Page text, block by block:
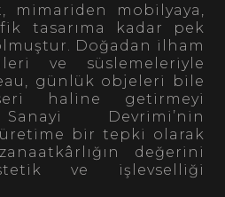
mimariden mobilyaya,
tasarıma kadar pek
Doğadan ilham
ve süslemeleriyle
günlük objeleri bile
haline getirmeyi
Devrimi’nin
üretime bir tepki olarak
değerini
ve işlevselliği